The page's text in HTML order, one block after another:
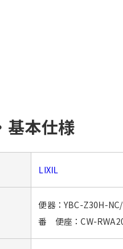
基本仕様
LIXIL
便器：YBC-Z30H-
番 便座：CW-